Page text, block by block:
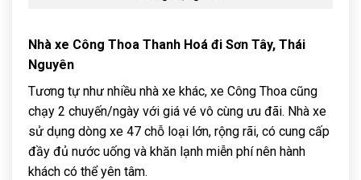
Nhà xe Công Thoa Thanh Hoá đi Sơn Tây, Thái
Nguyên
Tương tự như nhiều nhà xe khác, xe Công Thoa cũng
chạy 2 chuyến/ngày với giá vé vô cùng ưu đãi. Nhà xe
sử dụng dòng xe 47 chỗ loại lớn, rộng rãi, có cung cấp
đầy đủ nước uống và khăn lạnh miễn phí nên hành
khách có thể yên tâm.